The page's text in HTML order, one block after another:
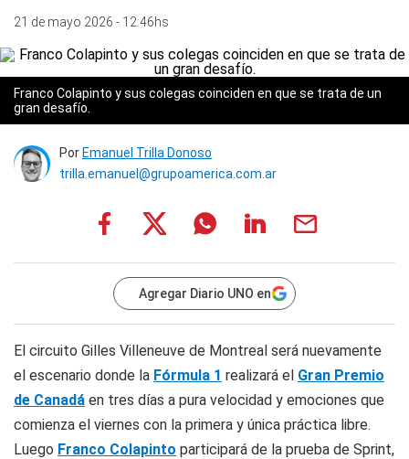
21 de mayo 2026 - 12:46hs
Franco Colapinto y sus colegas coinciden en que se trata de un
gran desafío.
Por Emanuel Trilla Donoso
trilla.emanuel@grupoamerica.com.ar
Agregar Diario UNO en
El circuito Gilles Villeneuve de Montreal será nuevamente
el escenario donde la Fórmula 1 realizará el Gran Premio
de Canadá en tres días a pura velocidad y emociones que
comienza el viernes con la primera y única práctica libre.
Luego Franco Colapinto participará de la prueba de Sprint,